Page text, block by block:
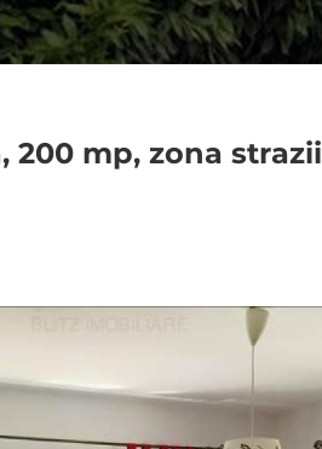
200 mp, zona strazii